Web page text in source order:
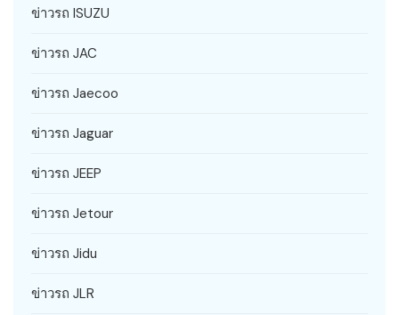
ข่าวรถ ISUZU
ข่าวรถ JAC
ข่าวรถ Jaecoo
ข่าวรถ Jaguar
ข่าวรถ JEEP
ข่าวรถ Jetour
ข่าวรถ Jidu
ข่าวรถ JLR